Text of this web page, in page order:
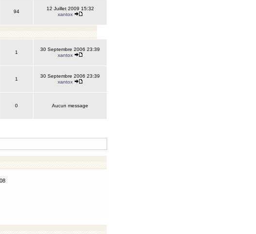
94
12 Juillet 2009 15:32
xantox
1
30 Septembre 2006 23:39
xantox
1
30 Septembre 2006 23:39
xantox
0 Aucun message